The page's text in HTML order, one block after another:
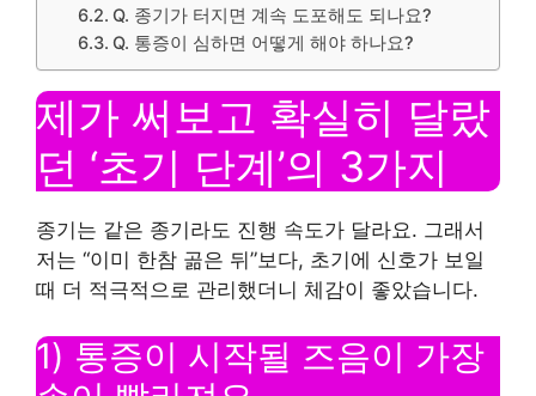
Q. 종기가 터지면 계속 도포해도 되나요?
Q. 통증이 심하면 어떻게 해야 하나요?
제가 써보고 확실히 달랐
던 ‘초기 단계’의 3가지
종기는 같은 종기라도 진행 속도가 달라요. 그래서
저는 “이미 한참 곪은 뒤”보다, 초기에 신호가 보일
때 더 적극적으로 관리했더니 체감이 좋았습니다.
1) 통증이 시작될 즈음이 가장